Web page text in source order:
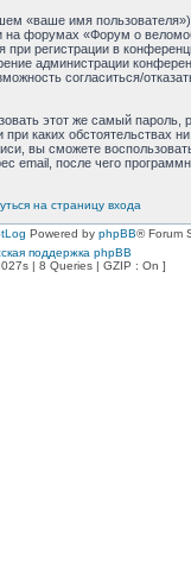
«ваше имя
форумах «Форум о
регистрации в
администрации
согласиться/
этот же самый пароль,
каких обстоятельствах
вы сможете
после чего
на страницу входа
Powered by phpBB® Forum
поддержка phpBB
| 8 Queries | GZIP : On ]